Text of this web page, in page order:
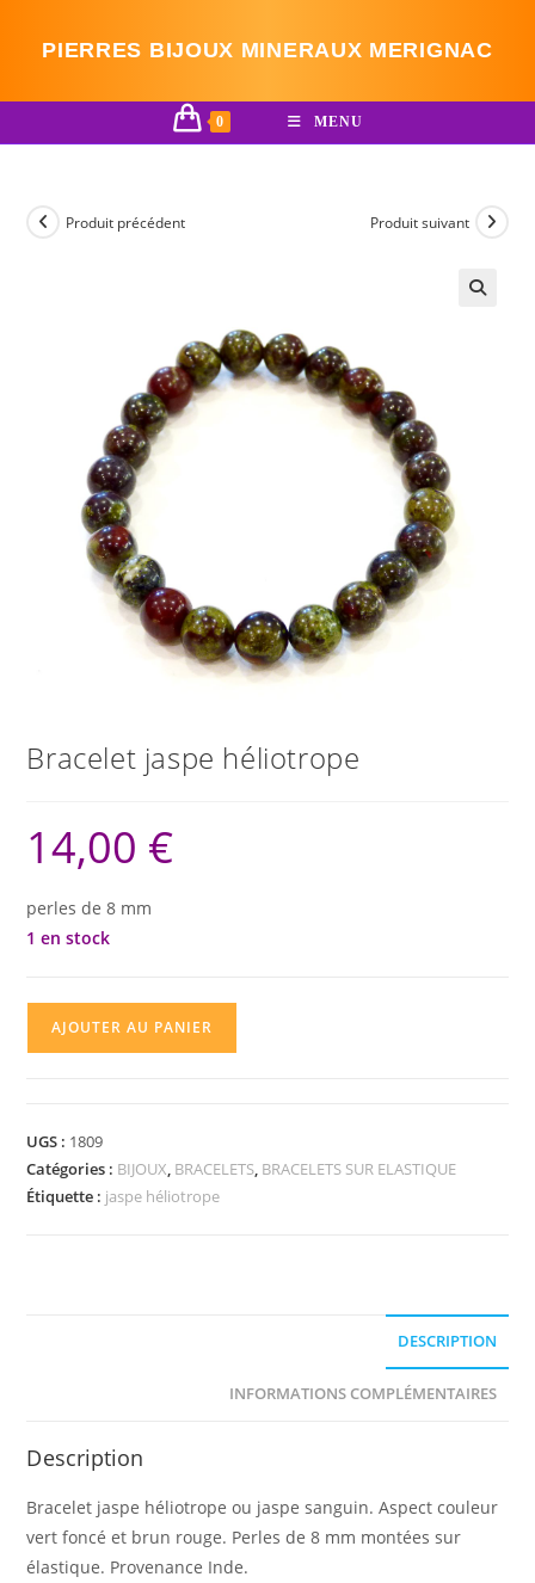
PIERRES BIJOUX MINERAUX MERIGNAC
0 MENU
Produit précédent Produit suivant
Bracelet jaspe héliotrope
14,00 €
perles de 8 mm
1 en stock
héliotrope
AJOUTER AU PANIER
UGS : 1809
Catégories : BIJOUX, BRACELETS, BRACELETS SUR ELASTIQUE
Étiquette : jaspe héliotrope
DESCRIPTION
INFORMATIONS COMPLÉMENTAIRES
Description
Bracelet jaspe héliotrope ou jaspe sanguin. Aspect couleur
vert foncé et brun rouge. Perles de 8 mm montées sur
élastique. Provenance Inde.